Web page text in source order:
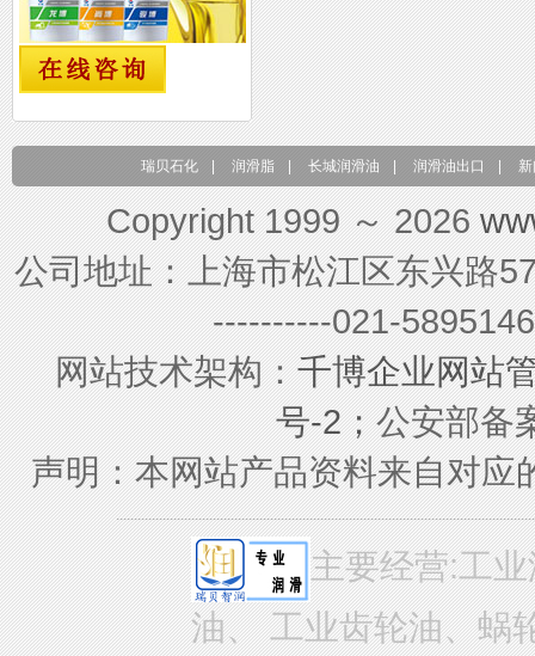
瑞贝石化 润滑脂 长城润滑油 润滑油出口
Copyright 1999 ～ 2026
公司地址：上海市松江区东兴路
----------021-
网站技术架构：千博企业网站
号-2；公安部备
声明：本网站产品资料来自对
主要经营:工
油、 工业齿轮油、蜗